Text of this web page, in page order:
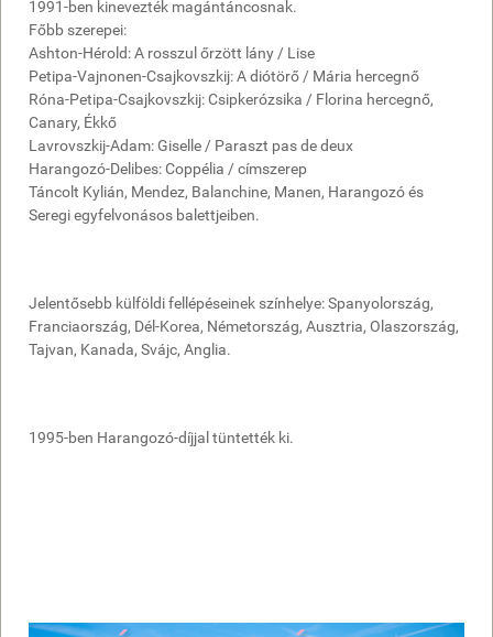
1991-ben kinevezték magántáncosnak.
Főbb szerepei:
Ashton-Hérold: A rosszul őrzött lány / Lise
Petipa-Vajnonen-Csajkovszkij: A diótörő / Mária hercegnő
Róna-Petipa-Csajkovszkij: Csipkerózsika / Florina hercegnő,
Canary, Ékkő
Lavrovszkij-Adam: Giselle / Paraszt pas de deux
Harangozó-Delibes: Coppélia / címszerep
Táncolt Kylián, Mendez, Balanchine, Manen, Harangozó és
Seregi egyfelvonásos balettjeiben.
Jelentősebb külföldi fellépéseinek színhelye: Spanyolország,
Franciaország, Dél-Korea, Németország, Ausztria, Olaszország,
Tajvan, Kanada, Svájc, Anglia.
1995-ben Harangozó-díjjal tüntették ki.